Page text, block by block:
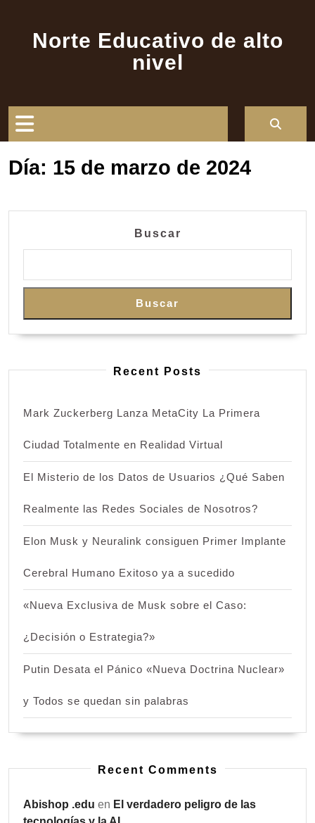
contenidoNorte Educativo de alto
nivel
Día: 15 de marzo de 2024
Buscar
Buscar
Recent Posts
Mark Zuckerberg Lanza MetaCity La Primera
Ciudad Totalmente en Realidad Virtual
El Misterio de los Datos de Usuarios ¿Qué Saben
Realmente las Redes Sociales de Nosotros?
Elon Musk y Neuralink consiguen Primer Implante
Cerebral Humano Exitoso ya a sucedido
«Nueva Exclusiva de Musk sobre el Caso:
¿Decisión o Estrategia?»
Putin Desata el Pánico «Nueva Doctrina Nuclear»
y Todos se quedan sin palabras
Recent Comments
Abishop .edu en El verdadero peligro de las